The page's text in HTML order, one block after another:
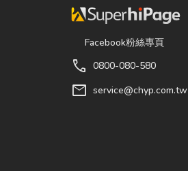
降...
Facebook粉絲專頁
call 0800-080-580
mail service@chyp.com.tw